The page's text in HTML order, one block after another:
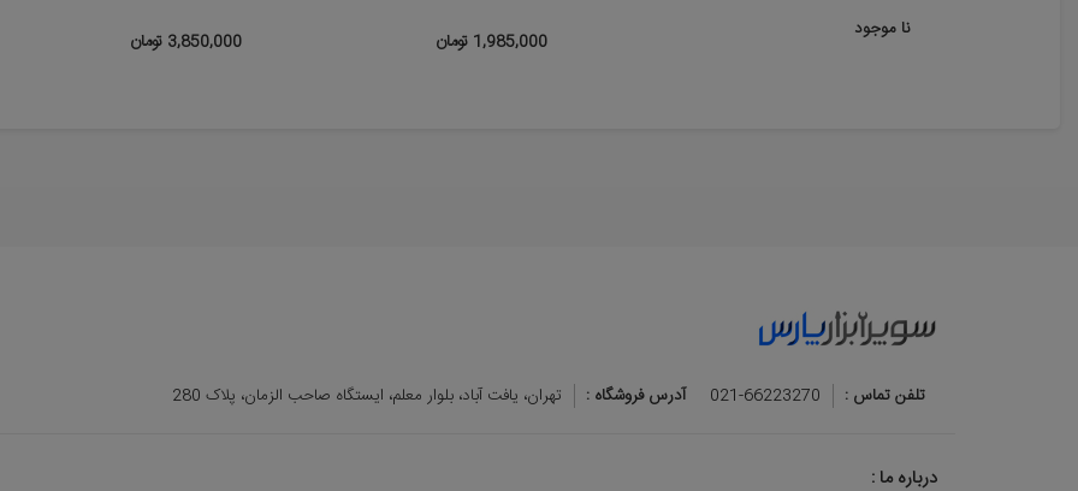
نا موجود
1,985,000 تومان 3,850,000 تومان
تلفن تماس : 021-66223270 آدرس فروشگاه : تهران، یافت آباد، بلوار معلم، ایستگاه صاحب الزمان، پلاک 280
درباره ما :